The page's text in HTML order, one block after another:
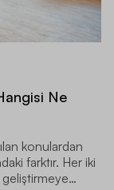
Ne
konulardan
farktır. Her iki
geliştirmeye